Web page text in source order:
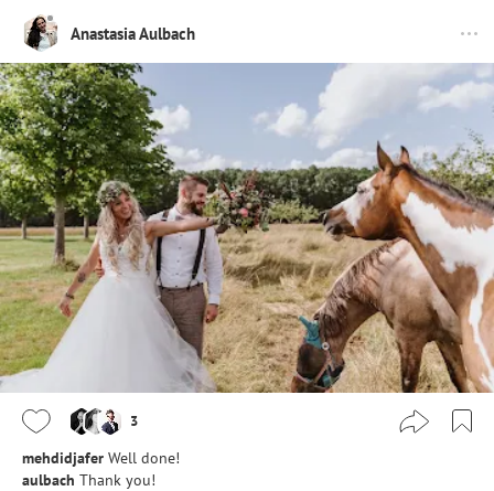
Anastasia Aulbach
3
mehdidjafer Well done!
aulbach Thank you!